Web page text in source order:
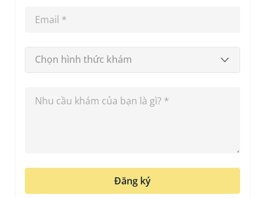
Chọn hình thức khám
Đăng ký